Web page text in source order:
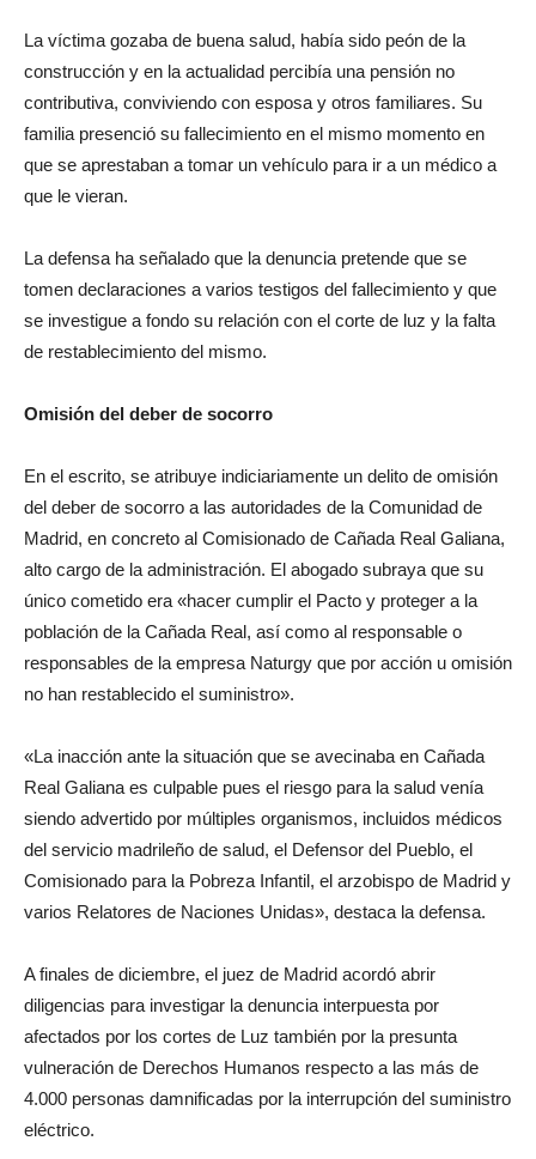
La víctima gozaba de buena salud, había sido peón de la
construcción y en la actualidad percibía una pensión no
contributiva, conviviendo con esposa y otros familiares. Su
familia presenció su fallecimiento en el mismo momento en
que se aprestaban a tomar un vehículo para ir a un médico a
que le vieran.
La defensa ha señalado que la denuncia pretende que se
tomen declaraciones a varios testigos del fallecimiento y que
se investigue a fondo su relación con el corte de luz y la falta
de restablecimiento del mismo.
Omisión del deber de socorro
En el escrito, se atribuye indiciariamente un delito de omisión
del deber de socorro a las autoridades de la Comunidad de
Madrid, en concreto al Comisionado de Cañada Real Galiana,
alto cargo de la administración. El abogado subraya que su
único cometido era «hacer cumplir el Pacto y proteger a la
población de la Cañada Real, así como al responsable o
responsables de la empresa Naturgy que por acción u omisión
no han restablecido el suministro».
«La inacción ante la situación que se avecinaba en Cañada
Real Galiana es culpable pues el riesgo para la salud venía
siendo advertido por múltiples organismos, incluidos médicos
del servicio madrileño de salud, el Defensor del Pueblo, el
Comisionado para la Pobreza Infantil, el arzobispo de Madrid y
varios Relatores de Naciones Unidas», destaca la defensa.
A finales de diciembre, el juez de Madrid acordó abrir
diligencias para investigar la denuncia interpuesta por
afectados por los cortes de Luz también por la presunta
vulneración de Derechos Humanos respecto a las más de
4.000 personas damnificadas por la interrupción del suministro
eléctrico.